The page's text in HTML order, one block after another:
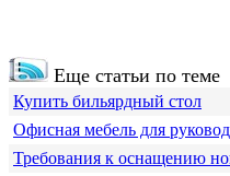
Еще статьи по теме
Купить бильярдный стол
Офисная мебель для
Требования к оснащению